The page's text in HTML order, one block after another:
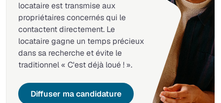
locataire est transmise aux
propriétaires concernés qui le
contactent directement. Le
locataire gagne un temps précieux
dans sa recherche et évite le
traditionnel « C'est déjà loué ! ».
Diffuser ma candidature